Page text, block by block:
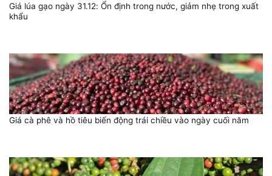
Giá lúa gạo ngày 31.12: Ổn định trong nước, giảm nhẹ trong xuất
khẩu
Giá cà phê và hồ tiêu biến động trái chiều vào ngày cuối năm